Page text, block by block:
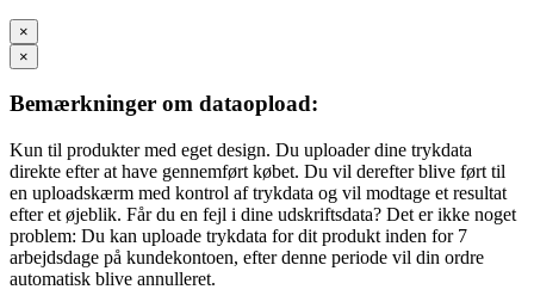
×
×
Bemærkninger om dataopload:
Kun til produkter med eget design. Du uploader dine trykdata
direkte efter at have gennemført købet. Du vil derefter blive ført til
en uploadskærm med kontrol af trykdata og vil modtage et resultat
efter et øjeblik. Får du en fejl i dine udskriftsdata? Det er ikke noget
problem: Du kan uploade trykdata for dit produkt inden for 7
arbejdsdage på kundekontoen, efter denne periode vil din ordre
automatisk blive annulleret.